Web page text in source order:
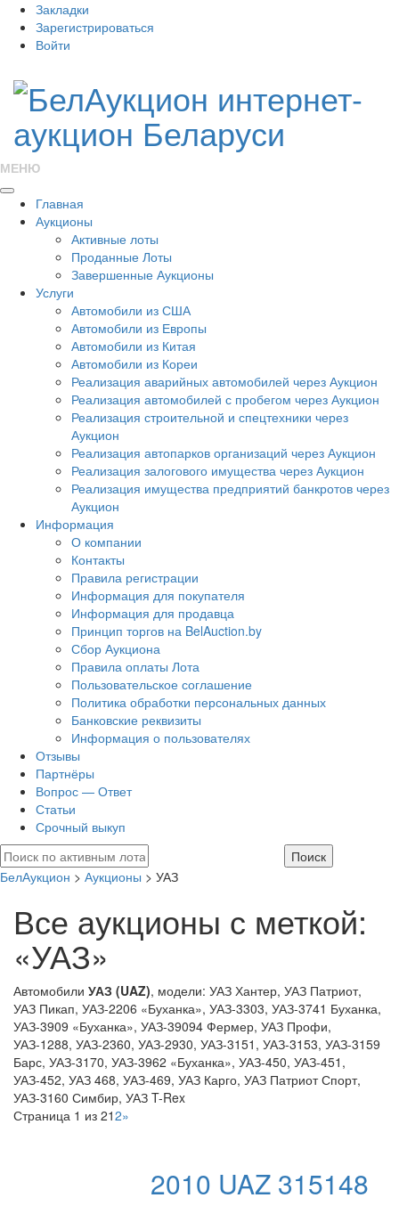
Закладки
Зарегистрироваться
Войти
МЕНЮ
Главная
Аукционы
Активные лоты
Проданные Лоты
Завершенные Аукционы
Услуги
Автомобили из США
Автомобили из Европы
Автомобили из Китая
Автомобили из Кореи
Реализация аварийных автомобилей через Аукцион
Реализация автомобилей с пробегом через Аукцион
Реализация строительной и спецтехники через
Аукцион
Реализация автопарков организаций через Аукцион
Реализация залогового имущества через Аукцион
Реализация имущества предприятий банкротов через
Аукцион
Информация
О компании
Контакты
Правила регистрации
Информация для покупателя
Информация для продавца
Принцип торгов на BelAuction.by
Сбор Аукциона
Правила оплаты Лота
Пользовательское соглашение
Политика обработки персональных данных
Банковские реквизиты
Информация о пользователях
Отзывы
Партнёры
Вопрос — Ответ
Статьи
Срочный выкуп
БелАукцион > Аукционы > УАЗ
Все аукционы с меткой:
«УАЗ»
Автомобили УАЗ (UAZ), модели: УАЗ Хантер, УАЗ Патриот,
УАЗ Пикап, УАЗ-2206 «Буханка», УАЗ-3303, УАЗ-3741 Буханка,
УАЗ-3909 «Буханка», УАЗ-39094 Фермер, УАЗ Профи,
УАЗ-1288, УАЗ-2360, УАЗ-2930, УАЗ-3151, УАЗ-3153, УАЗ-3159
Барс, УАЗ-3170, УАЗ-3962 «Буханка», УАЗ-450, УАЗ-451,
УАЗ-452, УАЗ 468, УАЗ-469, УАЗ Карго, УАЗ Патриот Спорт,
УАЗ-3160 Симбир, УАЗ T-Rex
Страница 1 из 212»
2010 UAZ 315148